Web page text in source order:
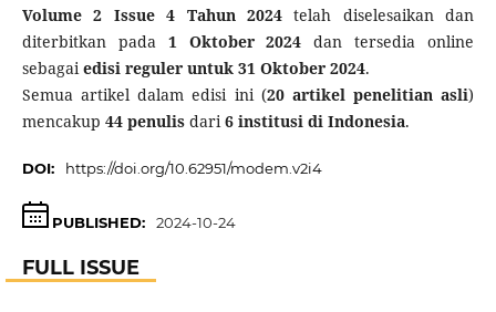
Volume 2 Issue 4 Tahun 2024telah diselesaikan dan
diterbitkan pada 1 Oktober 2024dan tersedia online
sebagaiedisi reguler untuk 31 Oktober 2024.
Semua artikel dalam edisi ini (20 artikel penelitian asli)
mencakup 44 penulisdari6 institusi di Indonesia.
DOI: https://doi.org/10.62951/modem.v2i4
PUBLISHED: 2024-10-24
FULL ISSUE